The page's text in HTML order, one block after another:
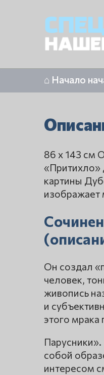
⌂ Начало
86 х 143 см
«Притихло»
картины
изображает
Он создал
человек,
живопись
и
этого мрака
собой
интересом